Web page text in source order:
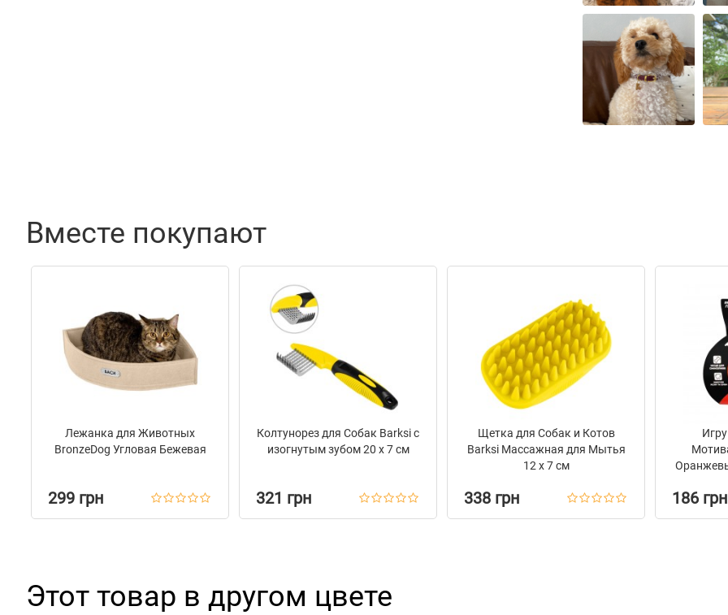
Вместе покупают
Лежанка для Животных
BronzeDog Угловая Бежевая
299 грн
Колтунорез для Собак Barksi с
изогнутым зубом 20 х 7 см
321 грн
Щетка для Собак и Котов
Barksi Массажная для Мытья
12 х 7 см
338 грн 186 грн
Этот товар в другом цвете